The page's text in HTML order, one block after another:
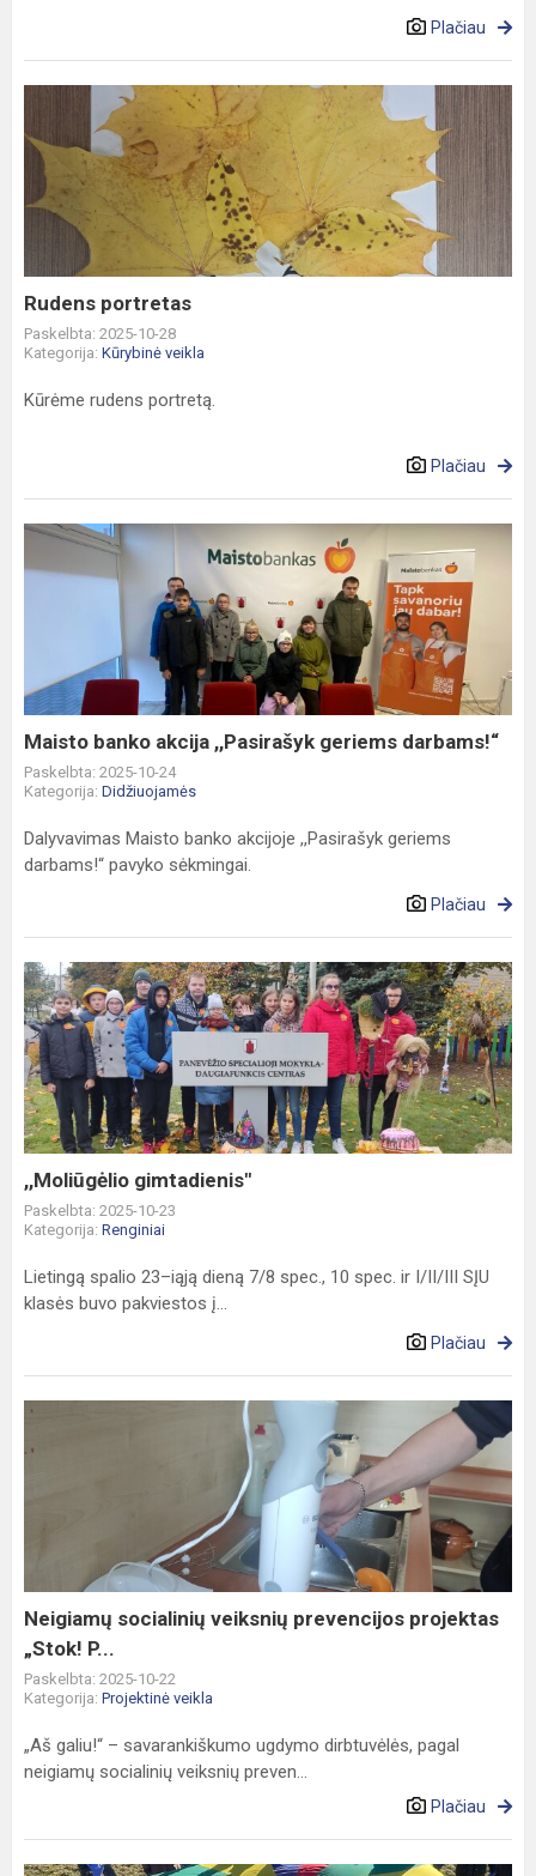
Plačiau
Rudens
portretas
Rudens portretas
Paskelbta: 2025-10-28
Kategorija: Kūrybinė veikla
Kūrėme rudens portretą.
Plačiau
Maisto
banko
darbams!“
Maisto banko akcija ,,Pasirašyk geriems darbams!“
Paskelbta: 2025-10-24
Kategorija: Didžiuojamės
Dalyvavimas Maisto banko akcijoje ,,Pasirašyk geriems
darbams!“ pavyko sėkmingai.
Plačiau
,,Moliūgėlio
gimtadienis"
,,Moliūgėlio gimtadienis"
Paskelbta: 2025-10-23
Kategorija: Renginiai
Lietingą spalio 23–iąją dieną 7/8 spec., 10 spec. ir I/II/III SĮU
klasės buvo pakviestos į...
Plačiau
Neigiamų
Neigiamų socialinių veiksnių prevencijos projektas
„Stok! P...
Paskelbta: 2025-10-22
Kategorija: Projektinė veikla
„Aš galiu!“ – savarankiškumo ugdymo dirbtuvėlės, pagal
neigiamų socialinių veiksnių preven...
Plačiau